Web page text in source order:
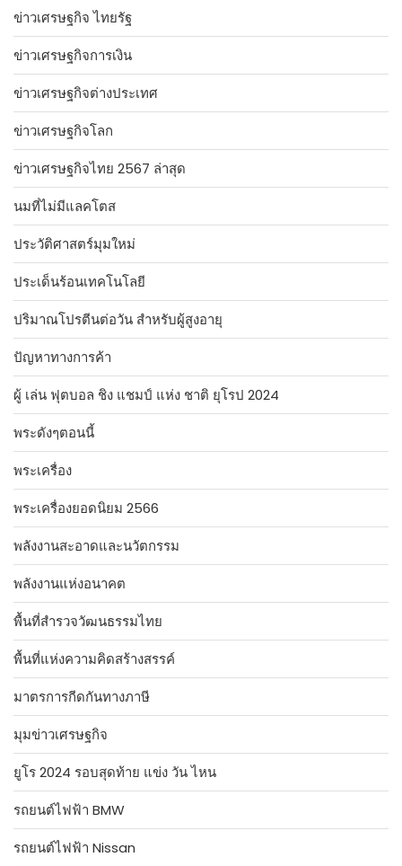
ข่าวเศรษฐกิจ ไทยรัฐ
ข่าวเศรษฐกิจการเงิน
ข่าวเศรษฐกิจต่างประเทศ
ข่าวเศรษฐกิจโลก
ข่าวเศรษฐกิจไทย 2567 ล่าสุด
นมที่ไม่มีแลคโตส
ประวัติศาสตร์มุมใหม่
ประเด็นร้อนเทคโนโลยี
ปริมาณโปรตีนต่อวัน สำหรับผู้สูงอายุ
ปัญหาทางการค้า
ผู้ เล่น ฟุตบอล ชิง แชมป์ แห่ง ชาติ ยุโรป 2024
พระดังๆตอนนี้
พระเครื่อง
พระเครื่องยอดนิยม 2566
พลังงานสะอาดและนวัตกรรม
พลังงานแห่งอนาคต
พื้นที่สำรวจวัฒนธรรมไทย
พื้นที่แห่งความคิดสร้างสรรค์
มาตรการกีดกันทางภาษี
มุมข่าวเศรษฐกิจ
ยูโร 2024 รอบสุดท้าย แข่ง วัน ไหน
รถยนต์ไฟฟ้า BMW
รถยนต์ไฟฟ้า Nissan